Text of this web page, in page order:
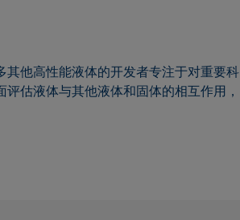
他高性能液体的开发者专注于对重要科
估液体与其他液体和固体的相互作用，